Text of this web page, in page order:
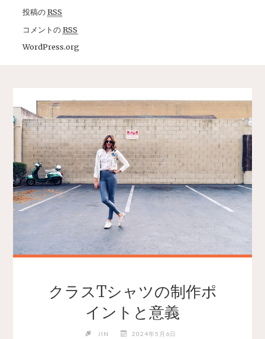
投稿のRSS
コメントのRSS
WordPress.org
クラスTシャツの制作ポ
イントと意義
JIN 2024年5月6日